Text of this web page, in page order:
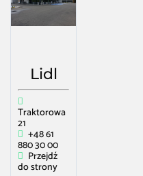
Lidl
Traktorowa
21
+48 61
880 30 00
Przejdź
do strony